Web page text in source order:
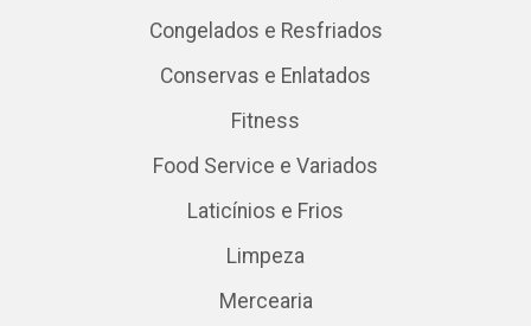
Congelados e Resfriados
Conservas e Enlatados
Fitness
Food Service e Variados
Laticínios e Frios
Limpeza
Mercearia